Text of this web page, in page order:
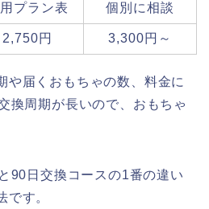
プラン表 個別に相談
2,750円 3,300円～
や届くおもちゃの数、料金に
換周期が長いので、おもちゃ
90日交換コースの1番の違い
です。